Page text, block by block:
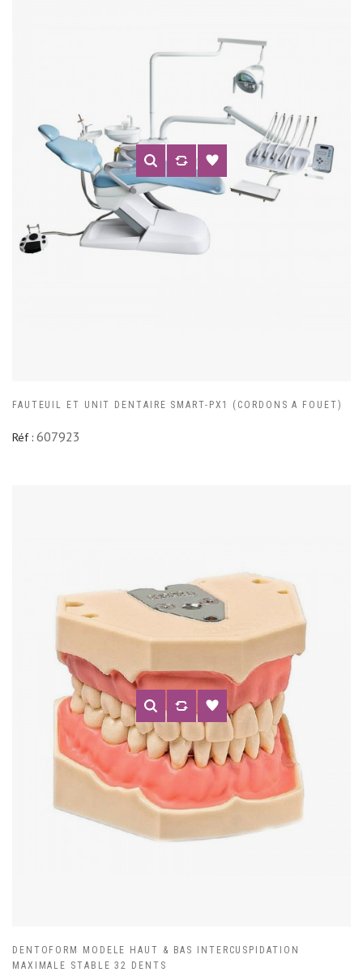
FAUTEUIL ET UNIT DENTAIRE SMART-PX1 (CORDONS A FOUET)
Réf : 607923
DENTOFORM MODELE HAUT & BAS INTERCUSPIDATION
MAXIMALE STABLE 32 DENTS